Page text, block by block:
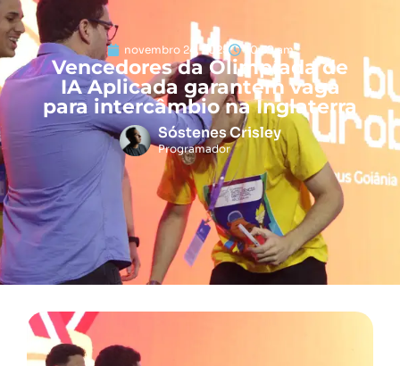
novembro 24, 2025 10:59 am
Vencedores da Olimpíada de
IA Aplicada garantem vaga
para intercâmbio na Inglaterra
Sóstenes Crisley
Programador